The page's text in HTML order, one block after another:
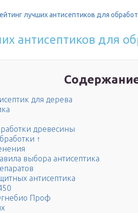
лучших антисептиков для
антисептиков для
для дерева
древесины
↑
выбора антисептика
антисептика
Проф